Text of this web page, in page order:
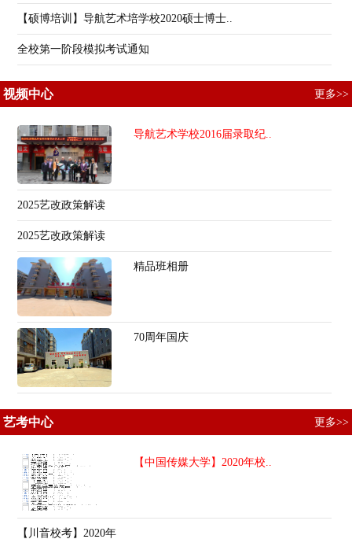
【硕博培训】导航艺术培学校2020硕士博士..
全校第一阶段模拟考试通知
视频中心 更多>>
导航艺术学校2016届录取纪..
2025艺改政策解读
2025艺改政策解读
精品班相册
70周年国庆
艺考中心 更多>>
【中国传媒大学】2020年校..
【川音校考】2020年